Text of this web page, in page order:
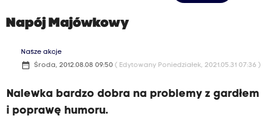
Napój Majówkowy
Nasze akcje
date_range Środa, 2012.08.08 09:50 ( Edytowany Poniedziałek, 2021.05.31 07:36 )
Nalewka bardzo dobra na problemy z gardłem
i poprawę humoru.